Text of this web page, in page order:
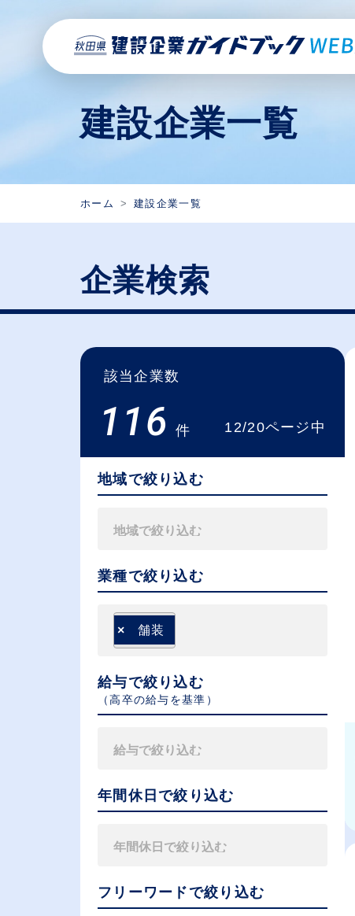
建設企業一覧
ホーム 建設企業一覧
企業検索
該当企業数
116 件 12/20ページ中
地域で絞り込む
業種で絞り込む
× 舗装
給与で絞り込む
（⾼卒の給与を基準）
年間休日で絞り込む
フリーワードで絞り込む